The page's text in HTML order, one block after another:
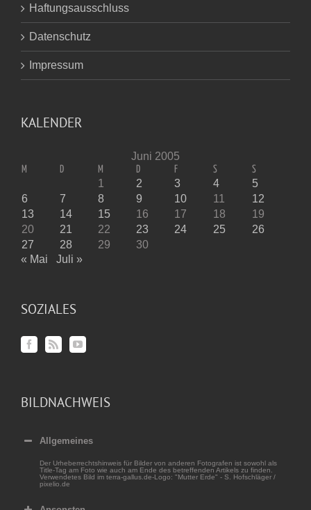
Haftungsausschluss
Datenschutz
Impressum
KALENDER
Juni 2005
M D M D F S S
1 2 3 4
5
6
7 8 9 10 11
12
13
14 15 16 17 18
19
20
21 22 23 24 25
26
27
28 29
30
« Mai
Juli »
SOZIALES
BILDNACHWEIS
Allgemeines
Der Urheberrechtshinweis für Bilder von anderen Fotografen ist sowohl als
Title-Tag am Foto wie auch am Ende des betreffenden Artikels zu finden.
Verwendetes Bild im terra-gallus.de-Logo: "Mutter Erde" - S. Hofschläger /
pixelio.de